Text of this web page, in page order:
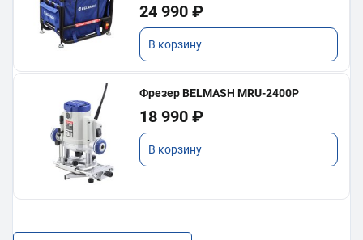
24 990 ₽
В корзину
Фрезер BELMASH MRU-2400P
18 990 ₽
В корзину